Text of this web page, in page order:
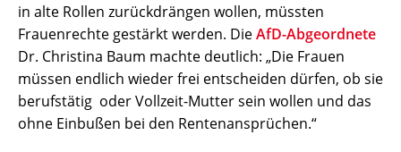
in alte Rollen zurückdrängen wollen, müssten
Frauenrechte gestärkt werden. DieAfD-Abgeordnete
Dr. Christina Baum machte deutlich: „Die Frauen
müssen endlich wieder frei entscheiden dürfen, ob sie
berufstätig oder Vollzeit-Mutter sein wollen und das
ohne Einbußen bei den Rentenansprüchen.“